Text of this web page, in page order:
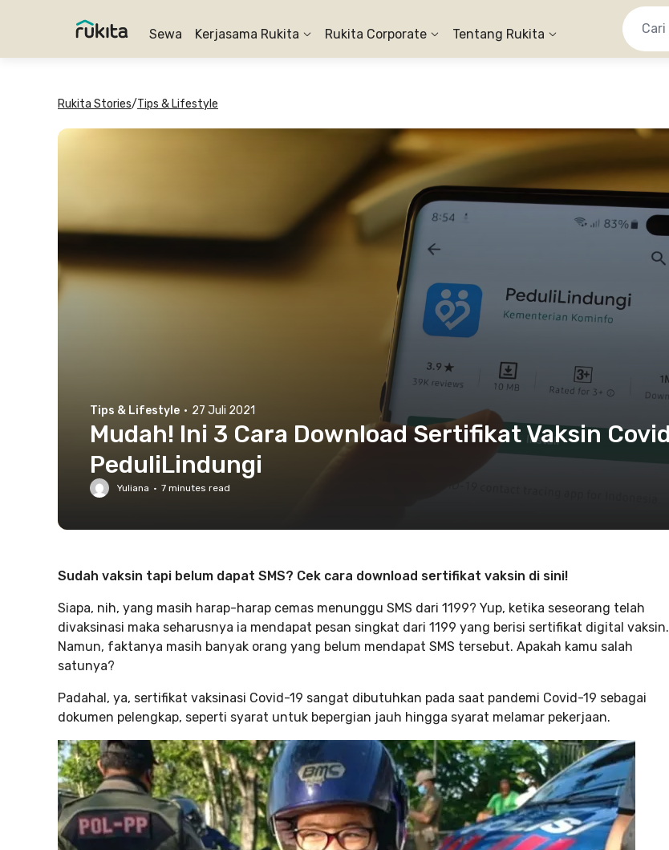
Sewa Kerjasama Rukita Rukita Corporate Tentang Rukita
Rukita Stories/Tips & Lifestyle
Tips & Lifestyle · 27 Juli 2021
Mudah! Ini 3 Cara Download Sertifikat Vaksin
PeduliLindungi
Yuliana · 7 minutes read
Sudah vaksin tapi belum dapat SMS? Cek cara download sertifikat vaksin di sini!
Siapa, nih, yang masih harap-harap cemas menunggu SMS dari 1199? Yup, ketika seseorang telah
divaksinasi maka seharusnya ia mendapat pesan singkat dari 1199 yang berisi sertifikat digital vaksin.
Namun, faktanya masih banyak orang yang belum mendapat SMS tersebut. Apakah kamu salah
satunya?
Padahal, ya, sertifikat vaksinasi Covid-19 sangat dibutuhkan pada saat pandemi Covid-19 sebagai
dokumen pelengkap, seperti syarat untuk bepergian jauh hingga syarat melamar pekerjaan.